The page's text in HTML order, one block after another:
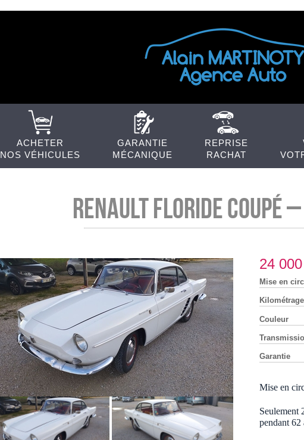
ACHETER
NOS VÉHICULES
GARANTIE
MÉCANIQUE
REPRISE
RACHAT
RENAULT FLORIDE Coupé
24
Mise en
Kilométrage
Couleur
Garantie
Mise en
Seulement
pendant 62